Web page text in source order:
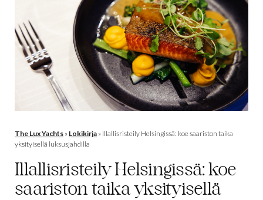
The Lux Yachts » Lokikirja » Illallisristeily Helsingissä: koe saariston taika
yksityisellä luksusjahdilla
Illallisristeily Helsingissä: koe
saariston taika yksityisellä